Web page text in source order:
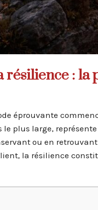
résilience :
éprouvante
le plus large,
ou en
la résilience